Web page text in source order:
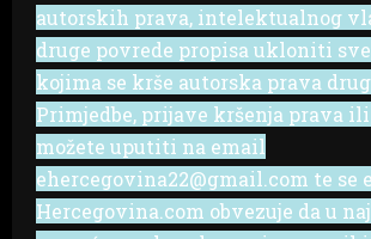
autorskih prava, intelektualnog
druge povrede propisa ukloniti sve
kojima se krše autorska prava
Primjedbe, prijave kršenja prava
možete uputiti na email
ehercegovina22@gmail.com te se
Hercegovina.com obvezuje da u